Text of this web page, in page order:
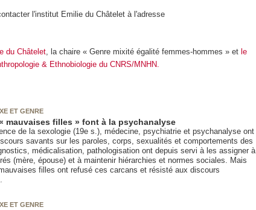
l'institut Emilie du Châtelet à l'adresse
du Châtelet , la chaire « Genre mixité égalité femmes-hommes » etle
& Ethnobiologie du CNRS/MNHN.
ET GENRE
mauvaises filles » font à la psychanalyse
de la sexologie (19e s.), médecine, psychiatrie et psychanalyse ont
savants sur les paroles, corps, sexualités et comportements des
médicalisation, pathologisation ont depuis servi à les assigner à
(mère, épouse) et à maintenir hiérarchies et normes sociales. Mais
filles ont refusé ces carcans et résisté aux discours
ET GENRE